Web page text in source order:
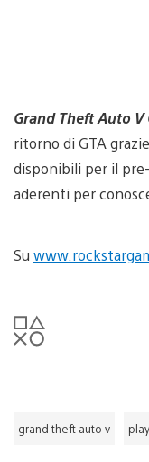
Grand Theft Auto V
ritorno di GTA
disponibili per il
aderenti per
Su
grand theft auto v